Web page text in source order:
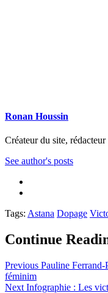
Ronan Houssin
Créateur du site,
See author's posts
Tags: Astana Dopage
Continue
Previous Pauline
féminim
Next Infographie : Les